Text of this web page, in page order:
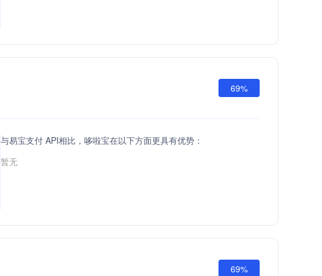
69%
与易宝支付 API相比，哆啦宝在以下方面更具有优势：
暂无
69%